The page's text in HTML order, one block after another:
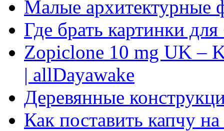
Малые архитектурные
Где брать картинки
Zopiclone 10 mg UK –
| allDayawake
Деревянные
Как поставить капчу